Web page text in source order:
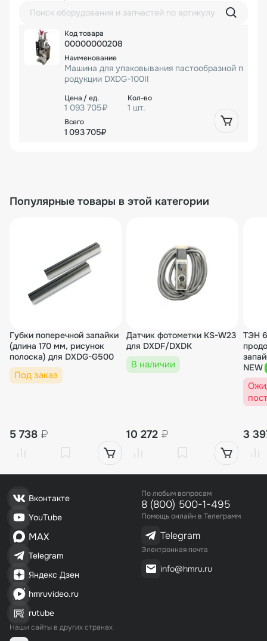
00000000208
Машина для упаковывания пастообразной п
родукции DXDG-100II
1 093 705₽ 1 шт.
1 093 705₽
Популярные товары в этой категории
Губки поперечной запайки
(длина 170 мм, рисунок
полоска) для DXDG-G500
Под заказ
5 738 ₽
Датчик фотометки KS-W23
для DXDF/DXDK
В наличии
10 272 ₽
ТЭН
NEW
3
Вконтакте
YouTube
MAX
Telegram
Яндекс Дзен
hmruvideo.ru
rutube
Наши сайты в других странах
По любым вопросам
8 (800) 500-1-495
Помощь онлайн в Телеграмм
Telegram
Электронная почта
info@hmru.ru